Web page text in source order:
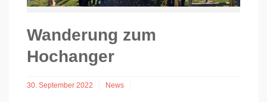
Wanderung zum
Hochanger
30. September 2022 News